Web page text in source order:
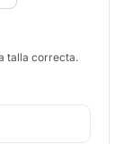
talla correcta.